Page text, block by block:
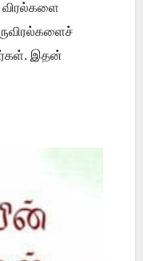
விரல்களை
இதன்